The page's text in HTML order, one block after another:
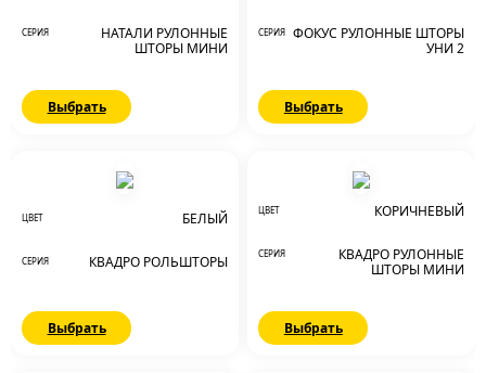
СЕРИЯ
НАТАЛИ РУЛОННЫЕ
ШТОРЫ МИНИ
Выбрать
СЕРИЯ
ФОКУС РУЛОННЫЕ ШТОРЫ
УНИ 2
Выбрать
ЦВЕТ БЕЛЫЙ
СЕРИЯ КВАДРО РОЛЬШТОРЫ
Выбрать
ЦВЕТ КОРИЧНЕВЫЙ
СЕРИЯ
КВАДРО РУЛОННЫЕ
ШТОРЫ МИНИ
Выбрать